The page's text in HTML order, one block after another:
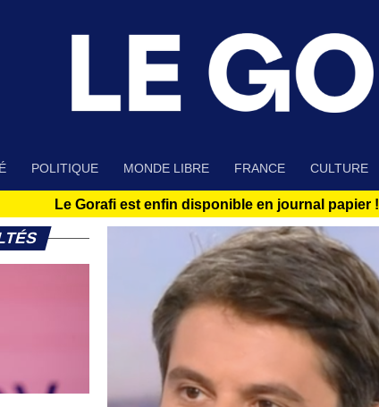
POLITIQUE MONDE LIBRE FRANCE CULTURE
Le Gorafi est enfin disponible en journal papier !